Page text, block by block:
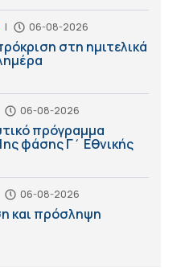
| 06-08-2026
στη ημιτελικά
06-08-2026
πρόγραμμα
φάσης Γ΄ Εθνικής
06-08-2026
και πρόσληψη